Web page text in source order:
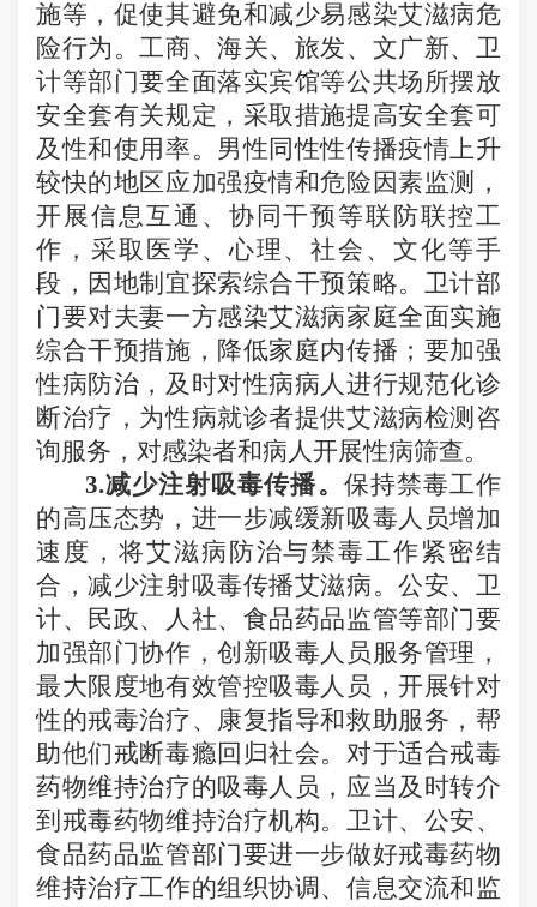
施等，促使其避免和减少易感染艾滋病危
险行为。工商、海关、旅发、文广新、卫
计等部门要全面落实宾馆等公共场所摆放
安全套有关规定，采取措施提高安全套可
及性和使用率。男性同性性传播疫情上升
较快的地区应加强疫情和危险因素监测，
开展信息互通、协同干预等联防联控工
作，采取医学、心理、社会、文化等手
段，因地制宜探索综合干预策略。卫计部
门要对夫妻一方感染艾滋病家庭全面实施
综合干预措施，降低家庭内传播；要加强
性病防治，及时对性病病人进行规范化诊
断治疗，为性病就诊者提供艾滋病检测咨
询服务，对感染者和病人开展性病筛查。
3.减少注射吸毒传播。 保持禁毒工作
的高压态势，进一步减缓新吸毒人员增加
速度，将艾滋病防治与禁毒工作紧密结
合，减少注射吸毒传播艾滋病。公安、卫
计、民政、人社、食品药品监管等部门要
加强部门协作，创新吸毒人员服务管理，
最大限度地有效管控吸毒人员，开展针对
性的戒毒治疗、康复指导和救助服务，帮
助他们戒断毒瘾回归社会。对于适合戒毒
药物维持治疗的吸毒人员，应当及时转介
到戒毒药物维持治疗机构。 卫计、公安、
食品药品监管部门要进一步做好戒毒药物
维持治疗工作的组织协调、信息交流和监